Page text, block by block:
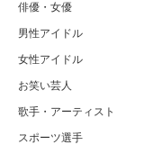
俳優・女優
男性アイドル
女性アイドル
お笑い芸人
歌手・アーティスト
スポーツ選手